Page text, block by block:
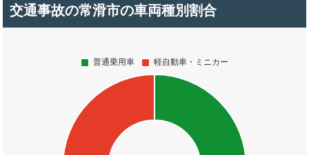
交通事故の常滑市の車両種別割合